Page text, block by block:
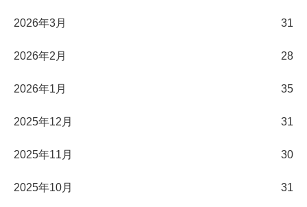
2026年3月 31
2026年2月 28
2026年1月 35
2025年12月 31
2025年11月 30
2025年10月 31